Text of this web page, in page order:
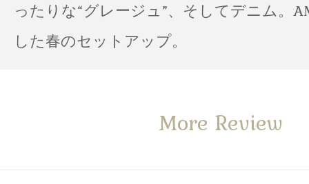
ったりな“グレージュ”、そしてデニム。
した春のセットアップ。
More Review